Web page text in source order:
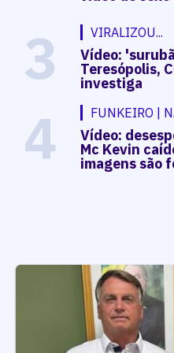
3 VIRALIZOU...
Vídeo:
Teresópolis,
investiga
4 FUNKEIRO |
Vídeo:
Mc Kevin
imagens são